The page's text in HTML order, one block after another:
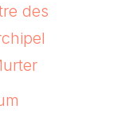
des